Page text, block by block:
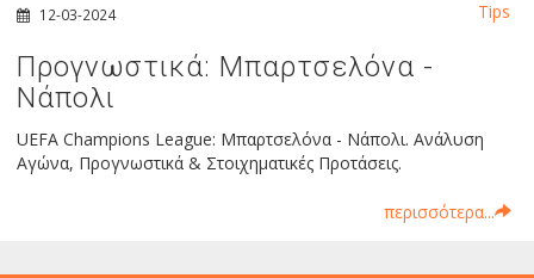
12-03-2024
Προγνωστικά: Μπαρτσελόνα -
Νάπολι
UEFA Champions League: Μπαρτσελόνα - Νάπολι. Ανάλυση
Αγώνα, Προγνωστικά & Στοιχηματικές Προτάσεις.
περισσότερα...
Tips